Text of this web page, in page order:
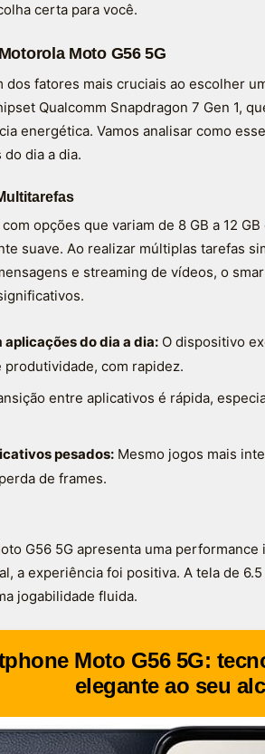
certa para você.
Moto G56 5G
dos fatores mais cruciais ao escolher
Qualcomm Snapdragon 7 Gen 1,
energética. Vamos analisar como
dia a dia.
opções que variam de 8 GB a 12
suave. Ao realizar múltiplas tarefas
e streaming de vídeos, o
aplicações do dia a dia: O dispositivo
produtividade, com rapidez.
entre aplicativos é rápida,
pesados: Mesmo jogos mais
de frames.
G56 5G apresenta uma
a experiência foi positiva. A tela de
jogabilidade fluida.
Moto G56 5G:
elegante ao seu